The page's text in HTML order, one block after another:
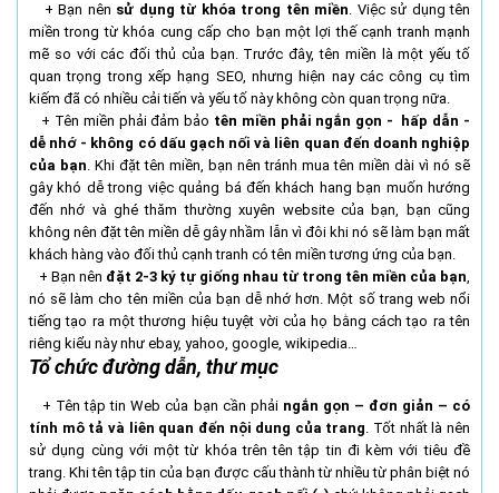
+ Bạn nên sử dụng từ khóa trong tên miền. Việc sử dụng tên
miền trong từ khóa cung cấp cho bạn một lợi thế cạnh tranh mạnh
mẽ so với các đối thủ của bạn. Trước đây, tên miền là một yếu tố
quan trọng trong xếp hạng SEO, nhưng hiện nay các công cụ tìm
kiếm đã có nhiều cải tiến và yếu tố này không còn quan trọng nữa.
+ Tên miền phải đảm bảo tên miền phải ngắn gọn - hấp dẫn -
dễ nhớ - không có dấu gạch nối và liên quan đến doanh nghiệp
của bạn. Khi đặt tên miền, bạn nên tránh mua tên miền dài vì nó sẽ
gây khó dễ trong việc quảng bá đến khách hang bạn muốn hướng
đến nhớ và ghé thăm thường xuyên website của bạn, bạn cũng
không nên đặt tên miền dễ gây nhầm lẫn vì đôi khi nó sẽ làm bạn mất
khách hàng vào đối thủ cạnh tranh có tên miền tương ứng của bạn.
+ Bạn nên đặt 2-3 ký tự giống nhau từ trong tên miền của bạn,
nó sẽ làm cho tên miền của bạn dễ nhớ hơn. Một số trang web nổi
tiếng tạo ra một thương hiệu tuyệt vời của họ bằng cách tạo ra tên
riêng kiểu này như ebay, yahoo, google, wikipedia…
Tổ chức đường dẫn, thư mục
+ Tên tập tin Web của bạn cần phải ngắn gọn – đơn giản – có
tính mô tả và liên quan đến nội dung của trang. Tốt nhất là nên
sử dụng cùng với một từ khóa trên tên tập tin đi kèm với tiêu đề
trang. Khi tên tập tin của bạn được cấu thành từ nhiều từ phân biệt nó